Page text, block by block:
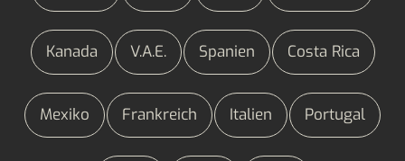
Kanada V.A.E. Spanien Costa Rica
Mexiko Frankreich Italien Portugal